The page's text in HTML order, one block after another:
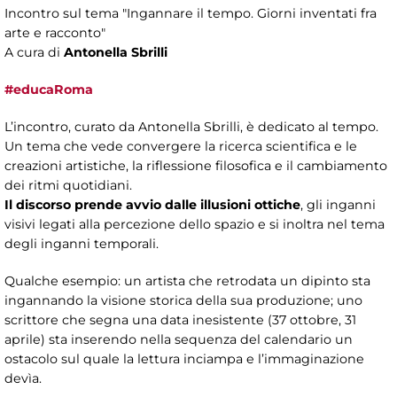
Incontro sul tema "Ingannare il tempo. Giorni inventati fra
arte e racconto"
A cura di Antonella Sbrilli ​
#educaRoma
L’incontro, curato da Antonella Sbrilli, è dedicato al tempo.
Un tema che vede convergere la ricerca scientifica e le
creazioni artistiche, la riflessione filosofica e il cambiamento
dei ritmi quotidiani.
Il discorso prende avvio dalle illusioni ottiche, gli inganni
visivi legati alla percezione dello spazio e si inoltra nel tema
degli inganni temporali.
Qualche esempio: un artista che retrodata un dipinto sta
ingannando la visione storica della sua produzione; uno
scrittore che segna una data inesistente (37 ottobre, 31
aprile) sta inserendo nella sequenza del calendario un
ostacolo sul quale la lettura inciampa e l’immaginazione
devìa.